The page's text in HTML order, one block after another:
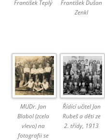
František Teplý
František Dušan
Zenkl
MUDr. Jan
Blabol (zcela
vlevo) na
fotografii se
Řídící učitel Jan
Rubeš a děti ze
2. třídy, 1913